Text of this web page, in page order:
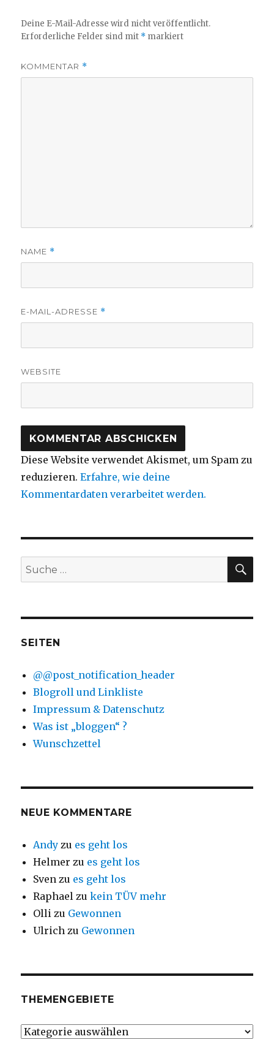
Deine E-Mail-Adresse wird nicht veröffentlicht.
Erforderliche Felder sind mit * markiert
KOMMENTAR *
NAME *
E-MAIL-ADRESSE *
WEBSITE
Diese Website verwendet Akismet, um Spam zu
reduzieren.Erfahre, wie deine
Kommentardaten verarbeitet werden.
Suche
nach:
SEITEN
@@post_notification_header
Blogroll und Linkliste
Impressum & Datenschutz
Was ist „bloggen“ ?
Wunschzettel
NEUE KOMMENTARE
Andy zu es geht los
Helmer zu es geht los
Sven zu es geht los
Raphael zukein TÜV mehr
Olli zu Gewonnen
Ulrich zu Gewonnen
THEMENGEBIETE
Themengebiete